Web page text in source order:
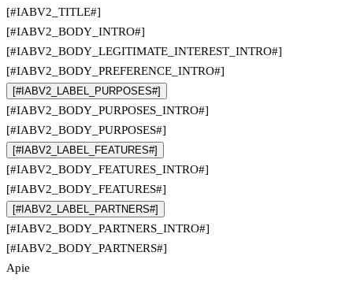
[#IABV2_TITLE#]
[#IABV2_BODY_INTRO#]
[#IABV2_BODY_LEGITIMATE_INTEREST_INTRO#]
[#IABV2_BODY_PREFERENCE_INTRO#]
[#IABV2_LABEL_PURPOSES#]
[#IABV2_BODY_PURPOSES_INTRO#]
[#IABV2_BODY_PURPOSES#]
[#IABV2_LABEL_FEATURES#]
[#IABV2_BODY_FEATURES_INTRO#]
[#IABV2_BODY_FEATURES#]
[#IABV2_LABEL_PARTNERS#]
[#IABV2_BODY_PARTNERS_INTRO#]
[#IABV2_BODY_PARTNERS#]
Apie